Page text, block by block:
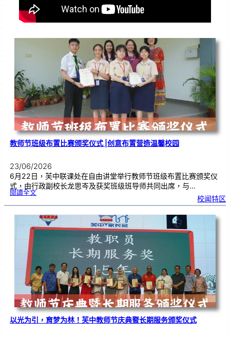
教师节班级布置比赛颁奖仪式 |创意布置营造温馨校园
23/06/2026
6月22日，芙中联课处在自由讲堂举行教师节班级布置比赛颁奖仪
式，由行政副校长龙思岑及获奖班级班导师共同出席，与…
閱讀全文:教
班
布
置
比
颁
奖
温
馨
校
园
校闻特区
以光为引，育梦为林！芙中教师节庆典暨长期服务颁奖仪式